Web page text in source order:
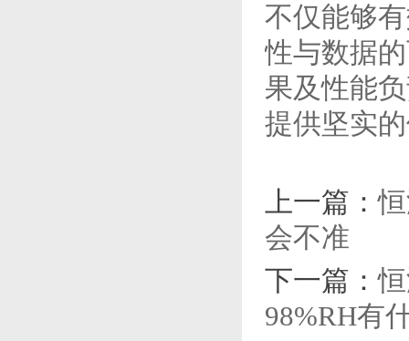
不仅能够
性与数据
果及性能
提供坚实
上一篇：
会不准
下一篇：
98%RH有